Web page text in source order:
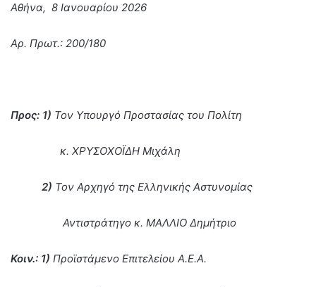
Αθήνα, 8 Ιανουαρίου 2026
Αρ. Πρωτ.: 200/180
Προς: 1) Τον Υπουργό Προστασίας του Πολίτη
κ. ΧΡΥΣΟΧΟΪΔΗ Μιχάλη
2) Τον Αρχηγό της Ελληνικής Αστυνομίας
Αντιστράτηγο κ. ΜΑΛΛΙΟ Δημήτριο
Κοιν.: 1) Προϊστάμενο Επιτελείου Α.Ε.Α.